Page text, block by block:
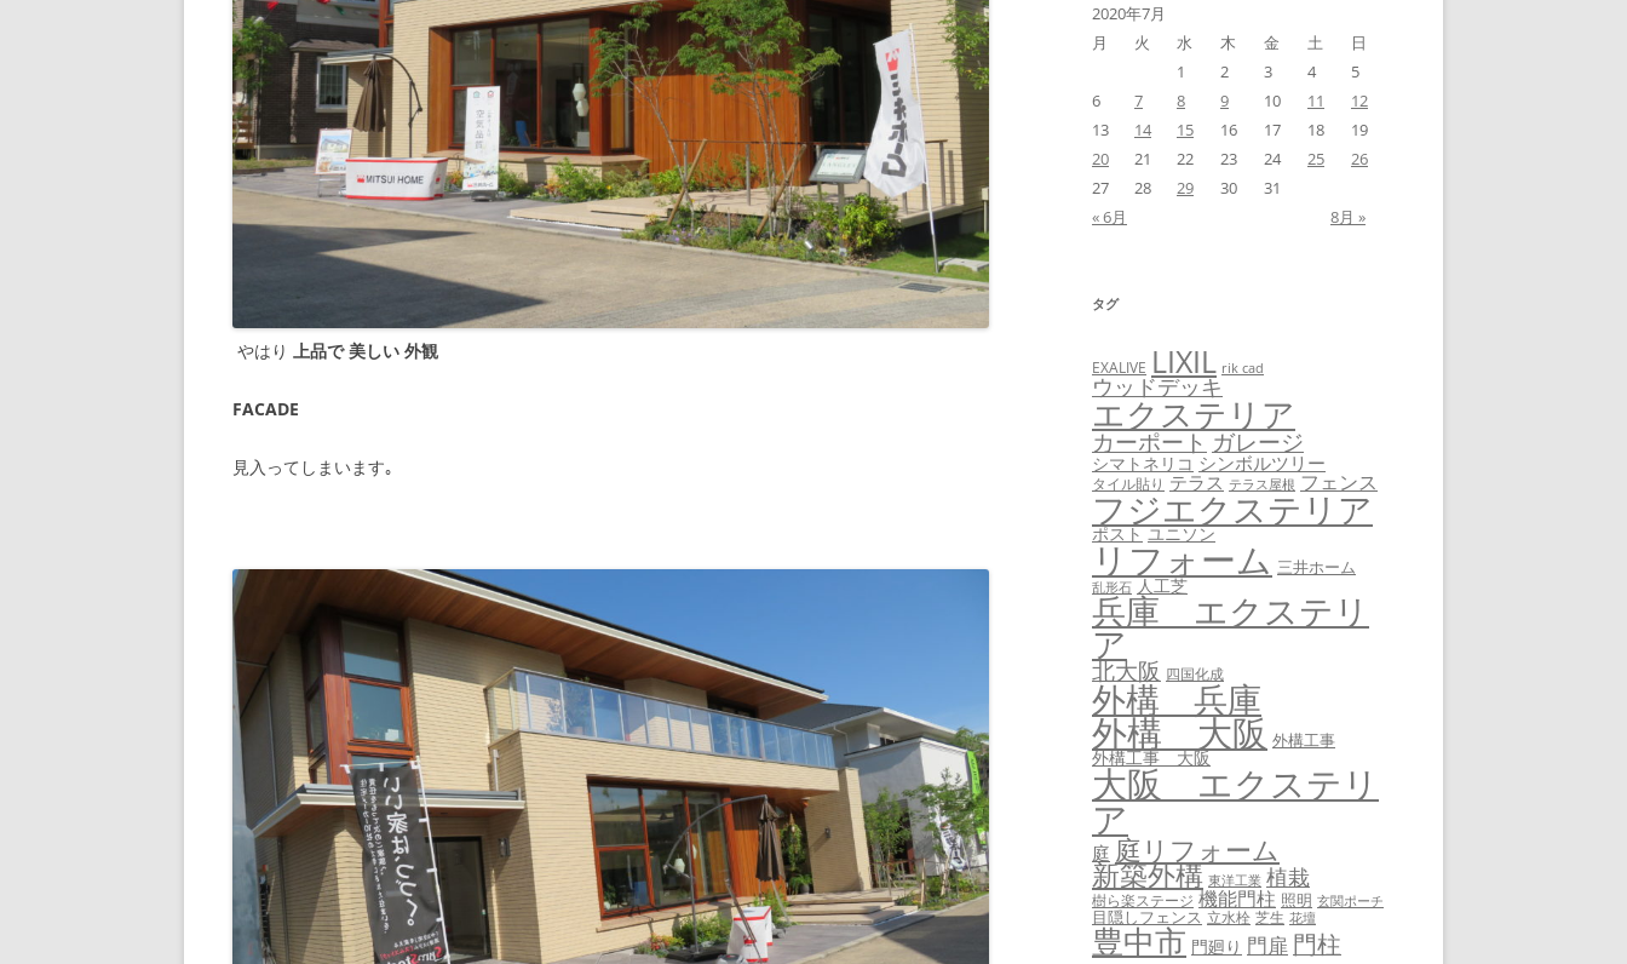
やはり 上品で 美しい 外観
FACADE
見入ってしまいます｡
2020年7月
月
火 水 木 金 土
日
1
2 3 4
5
6
7 8 9 10 11
12
13
14 15 16 17 18
19
20
21 22 23 24 25
26
27
28 29 30
31
« 6月
8月 »
タグ
EXALIVE LIXIL rik cad
ウッドデッキ
エクステリア
カーポートガレージ
シマトネリコ シンボルツリー
タイル貼り テラス テラス屋根 フェンス
フジエクステリア
ポスト ユニソン
リフォーム 三井ホーム
乱形石 人工芝
兵庫 エクステリ
ア
北大阪 四国化成
外構 兵庫
外構 大阪 外構工事
外構工事 大阪
大阪 エクステリ
ア
庭 庭リフォーム
新築外構 東洋工業 植栽
樹ら楽ステージ 機能門柱 照明 玄関ポーチ
目隠しフェンス 立水栓 芝生 花壇
豊中市 門廻り 門扉 門柱